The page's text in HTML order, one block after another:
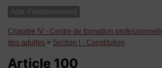
Acte d'établissement
Chapitre IV - Centre de formation
des adultes > Section I - Constitution
Article 100